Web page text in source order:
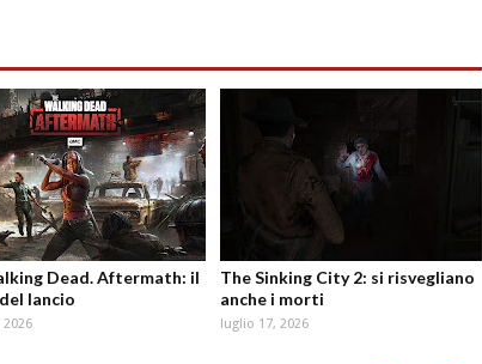
Dead. Aftermath: il
lancio
2026
The Sinking City 2: si risvegliano
anche i morti
luglio 17, 2026